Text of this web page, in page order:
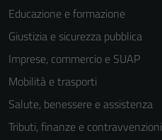
Educazione e formazione
Giustizia e sicurezza pubblica
Imprese, commercio e SUAP
Mobilità e trasporti
Salute, benessere e assistenza
Tributi, finanze e contravvenzioni